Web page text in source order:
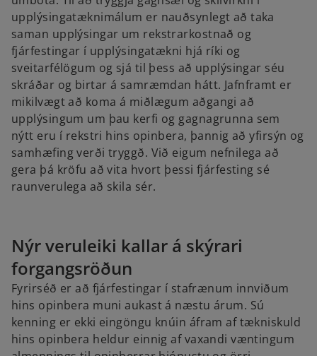
upplýsingatæknimálum er nauðsynlegt að taka
saman upplýsingar um rekstrarkostnað og
fjárfestingar í upplýsingatækni hjá ríki og
sveitarfélögum og sjá til þess að upplýsingar séu
skráðar og birtar á samræmdan hátt. Jafnframt er
mikilvægt að koma á miðlægum aðgangi að
upplýsingum um þau kerfi og gagnagrunna sem
nýtt eru í rekstri hins opinbera, þannig að yfirsýn og
samhæfing verði tryggð. Við eigum nefnilega að
gera þá kröfu að vita hvort þessi fjárfesting sé
raunverulega að skila sér.
Nýr veruleiki kallar á skýrari
forgangsröðun
Fyrirséð er að fjárfestingar í stafrænum innviðum
hins opinbera muni aukast á næstu árum. Sú
kenning er ekki eingöngu knúin áfram af tækniskuld
hins opinbera heldur einnig af vaxandi væntingum